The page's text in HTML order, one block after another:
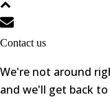
Contact us
We're not around
and we'll get back to